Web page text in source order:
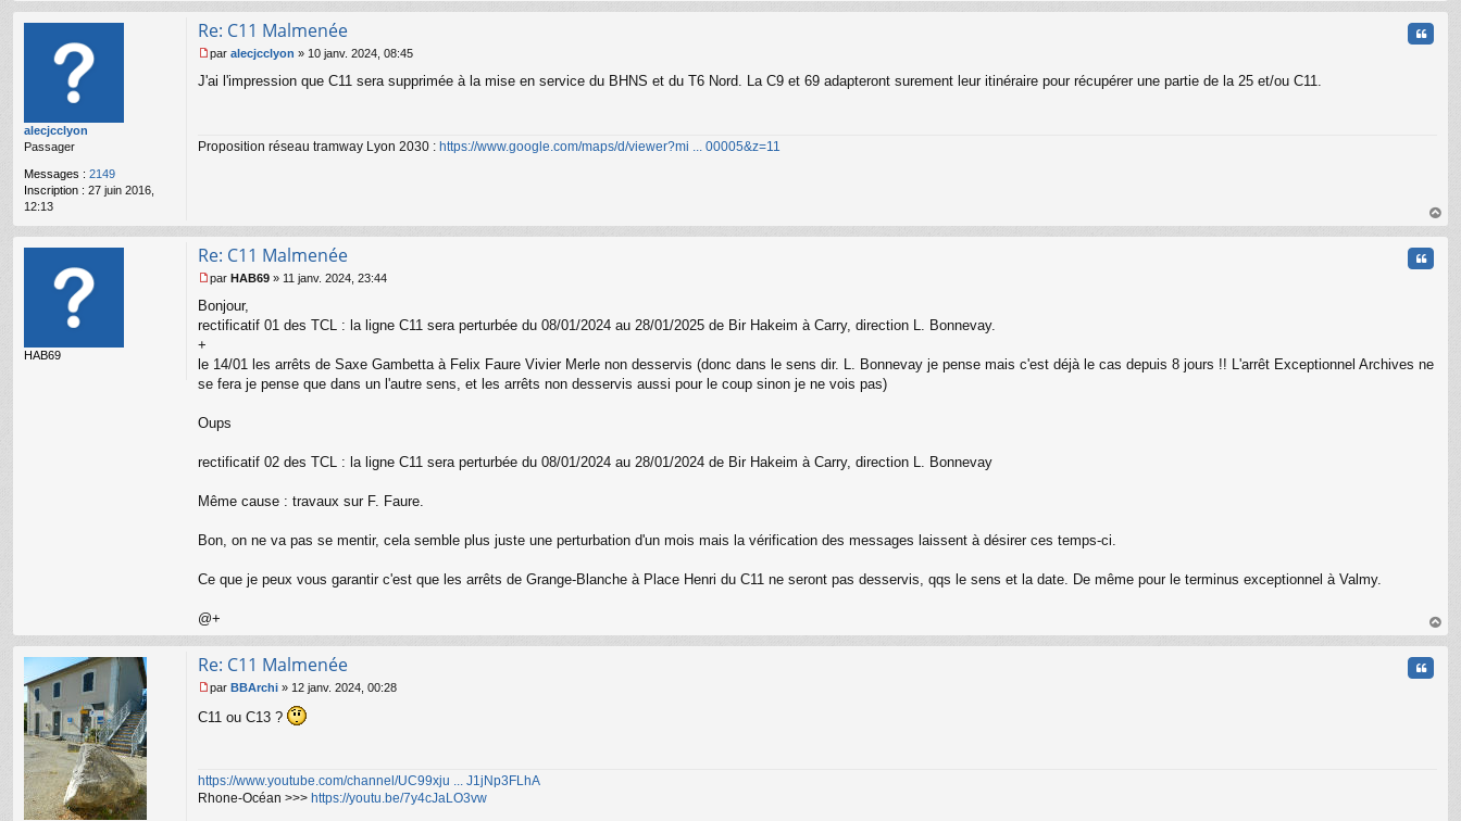
e
o
n
u
au
alecjcclyon
Passager
Messages : 2149
Inscription : 27 juin 2016,
12:13
Re: C11 Malmenée
e
g
l
par alecjcclyon » 10 janv. 2024, 08:45
J'ai l'impression que C11 sera supprimée à la mise en service du BHNS et du T6 Nord. La C9 et 69 adapteront surement leur itinéraire pour récupérer une partie de la 25 et/ou C11.
Proposition réseau tramway Lyon 2030 : https://www.google.com/maps/d/viewer?mi ... 00005&z=11
au
HAB69
Re: C11 Malmenée
e
s
g
e
o
u
par HAB69 » 11 janv. 2024, 23:44
Bonjour,
rectificatif 01 des TCL : la ligne C11 sera perturbée du 08/01/2024 au 28/01/2025 de Bir Hakeim à Carry, direction L. Bonnevay.
+
le 14/01 les arrêts de Saxe Gambetta à Felix Faure Vivier Merle non desservis (donc dans le sens dir. L. Bonnevay je pense mais c'est déjà le cas depuis 8 jours !! L'arrêt Exceptionnel Archives ne
se fera je pense que dans un l'autre sens, et les arrêts non desservis aussi pour le coup sinon je ne vois pas)
Oups
rectificatif 02 des TCL : la ligne C11 sera perturbée du 08/01/2024 au 28/01/2024 de Bir Hakeim à Carry, direction L. Bonnevay
Même cause : travaux sur F. Faure.
Bon, on ne va pas se mentir, cela semble plus juste une perturbation d'un mois mais la vérification des messages laissent à désirer ces temps-ci.
Ce que je peux vous garantir c'est que les arrêts de Grange-Blanche à Place Henri du C11 ne seront pas desservis, qqs le sens et la date. De même pour le terminus exceptionnel à Valmy.
@+
au
Re: C11 Malmenée
e
g
e
par BBArchi » 12 janv. 2024, 00:28
C11 ou C13 ?
https://www.youtube.com/channel/UC99xju ... J1jNp3FLhA
Rhone-Océan >>> https://youtu.be/7y4cJaLO3vw